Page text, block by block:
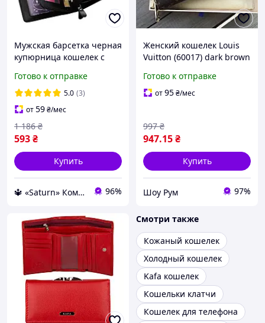
Мужская барсетка черная
купюрница кошелек с
фурнитурой бумажник из
эко кожи BAELLERRY
BUSINESS
Готово к отправке
5.0 (3)
от59₴/мес
593₴
1 186 ₴
Купить
🔱 «Saturn» Компетентность! Качество товара! Быстрая отправка! ✅ 96%
Женский кошелек Louis
Vuitton (60017) dark brown
Готово к отправке
от95₴/мес
947.15₴
997 ₴
Купить
Шоу Рум 97%
Смотри также
Кожаный кошелек
Холодный кошелек
Kafa кошелек
Кошельки клатчи
Кошелек для телефона